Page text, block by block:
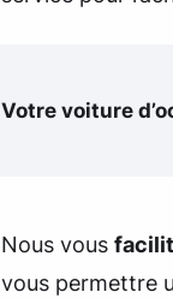
Votre voiture
Nous vous
vous permettre